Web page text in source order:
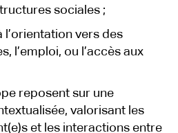
sociales ;
l’orientation vers des
l’emploi, ou l’accès aux
reposent sur une
valorisant les
et les interactions entre